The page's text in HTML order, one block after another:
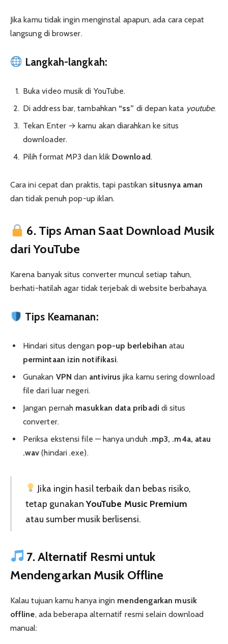
Jika kamu tidak ingin menginstal apapun, ada cara cepat
langsung di browser.
Langkah-langkah:
Buka video musik di YouTube.
Di address bar, tambahkan “ss” di depan kata youtube.
Tekan Enter → kamu akan diarahkan ke situs
downloader.
Pilih format MP3 dan klik Download.
Cara ini cepat dan praktis, tapi pastikan situsnya aman
dan tidak penuh pop-up iklan.
6. Tips Aman Saat Download Musik
dari YouTube
Karena banyak situs converter muncul setiap tahun,
berhati-hatilah agar tidak terjebak di website berbahaya.
Tips Keamanan:
Hindari situs dengan pop-up berlebihan atau
permintaan izin notifikasi.
Gunakan VPN dan antivirus jika kamu sering download
file dari luar negeri.
Jangan pernah masukkan data pribadi di situs
converter.
Periksa ekstensi file — hanya unduh .mp3, .m4a, atau
.wav (hindari .exe).
Jika ingin hasil terbaik dan bebas risiko,
tetap gunakanYouTube Music Premium
atau sumber musik berlisensi.
7. Alternatif Resmi untuk
Mendengarkan Musik Offline
Kalau tujuan kamu hanya ingin mendengarkan musik
offline, ada beberapa alternatif resmi selain download
manual: